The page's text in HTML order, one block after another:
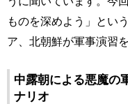
ものを深めよう」とい
ア、北朝鮮が軍事演習
中露朝による悪魔の
ナリオ